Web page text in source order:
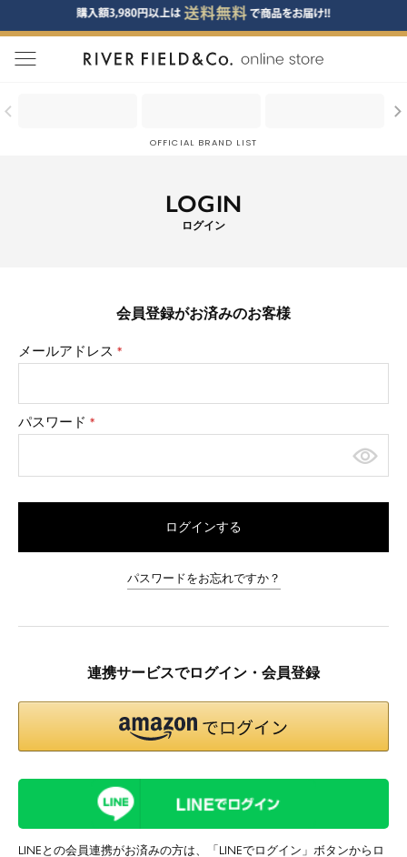
menu
OFFICIAL BRAND LIST
LOGIN
ログイン
会員登録がお済みのお客様
メールアドレス
(必
パスワード
(必
ログインする
パスワードをお忘れですか？
連携サービスでログイン・会員登録
LINEとの会員連携がお済みの方は、「LINEでログイン」ボタンからロ